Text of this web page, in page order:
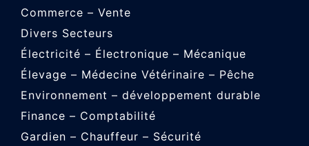
Commerce – Vente
Divers Secteurs
Électricité – Électronique – Mécanique
Élevage – Médecine Vétérinaire – Pêche
Environnement – développement durable
Finance – Comptabilité
Gardien – Chauffeur – Sécurité